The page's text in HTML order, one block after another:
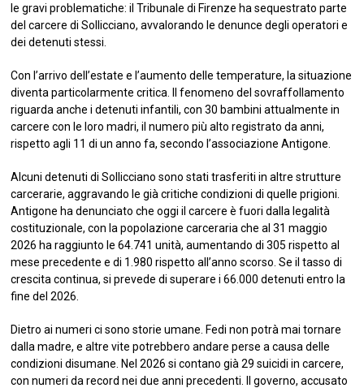
le gravi problematiche: il Tribunale di Firenze ha sequestrato parte
del carcere di Sollicciano, avvalorando le denunce degli operatori e
dei detenuti stessi.
Con l’arrivo dell’estate e l’aumento delle temperature, la situazione
diventa particolarmente critica. Il fenomeno del sovraffollamento
riguarda anche i detenuti infantili, con 30 bambini attualmente in
carcere con le loro madri, il numero più alto registrato da anni,
rispetto agli 11 di un anno fa, secondo l’associazione Antigone.
Alcuni detenuti di Sollicciano sono stati trasferiti in altre strutture
carcerarie, aggravando le già critiche condizioni di quelle prigioni.
Antigone ha denunciato che oggi il carcere è fuori dalla legalità
costituzionale, con la popolazione carceraria che al 31 maggio
2026 ha raggiunto le 64.741 unità, aumentando di 305 rispetto al
mese precedente e di 1.980 rispetto all’anno scorso. Se il tasso di
crescita continua, si prevede di superare i 66.000 detenuti entro la
fine del 2026.
Dietro ai numeri ci sono storie umane. Fedi non potrà mai tornare
dalla madre, e altre vite potrebbero andare perse a causa delle
condizioni disumane. Nel 2026 si contano già 29 suicidi in carcere,
con numeri da record nei due anni precedenti. Il governo, accusato